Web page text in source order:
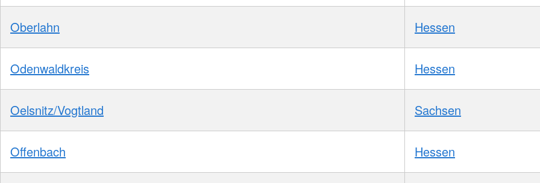
Oberlahn Hessen
Odenwaldkreis Hessen
Oelsnitz/Vogtland Sachsen
Offenbach Hessen